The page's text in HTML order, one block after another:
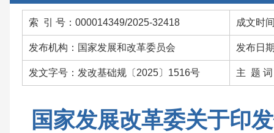
索 引 号：000014349/2025-32418 成文时
发布机构：国家发展和改革委员会 发布日
发文字号：发改基础规〔2025〕1516号 主 题 词
国家发展改革委关于印